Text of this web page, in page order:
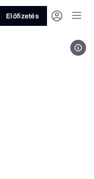
Előfizetés